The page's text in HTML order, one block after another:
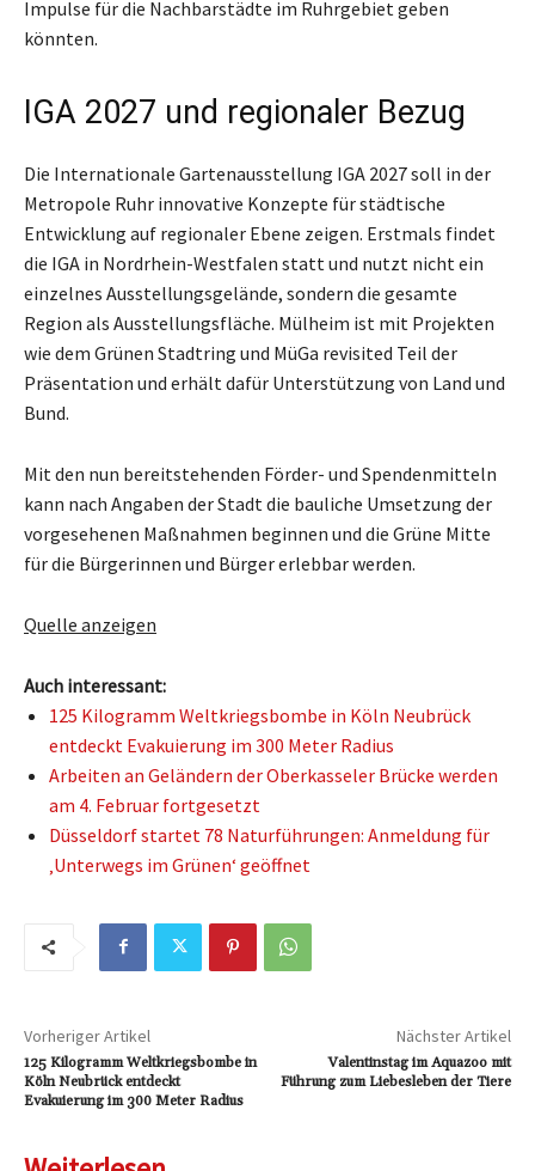
Impulse für die Nachbarstädte im Ruhrgebiet geben
könnten.
IGA 2027 und regionaler Bezug
Die Internationale Gartenausstellung IGA 2027 soll in der
Metropole Ruhr innovative Konzepte für städtische
Entwicklung auf regionaler Ebene zeigen. Erstmals findet
die IGA in Nordrhein-Westfalen statt und nutzt nicht ein
einzelnes Ausstellungsgelände, sondern die gesamte
Region als Ausstellungsfläche. Mülheim ist mit Projekten
wie dem Grünen Stadtring und MüGa revisited Teil der
Präsentation und erhält dafür Unterstützung von Land und
Bund.
Mit den nun bereitstehenden Förder- und Spendenmitteln
kann nach Angaben der Stadt die bauliche Umsetzung der
vorgesehenen Maßnahmen beginnen und die Grüne Mitte
für die Bürgerinnen und Bürger erlebbar werden.
Quelle anzeigen
Auch interessant:
125 Kilogramm Weltkriegsbombe in Köln Neubrück
entdeckt Evakuierung im 300 Meter Radius
Arbeiten an Geländern der Oberkasseler Brücke werden
am 4. Februar fortgesetzt
Düsseldorf startet 78 Naturführungen: Anmeldung für
‚Unterwegs im Grünen‘ geöffnet
Vorheriger Artikel
125 Kilogramm Weltkriegsbombe in
Köln Neubrück entdeckt
Evakuierung im 300 Meter Radius
Nächster Artikel
Valentinstag im Aquazoo mit
Führung zum Liebesleben der Tiere